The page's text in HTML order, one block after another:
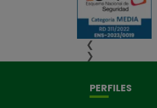
❮
❯
PERFILES